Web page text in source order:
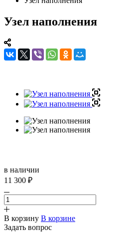
Узел наполнения
в наличии
11 300 ₽
В корзину В корзине
Задать вопрос